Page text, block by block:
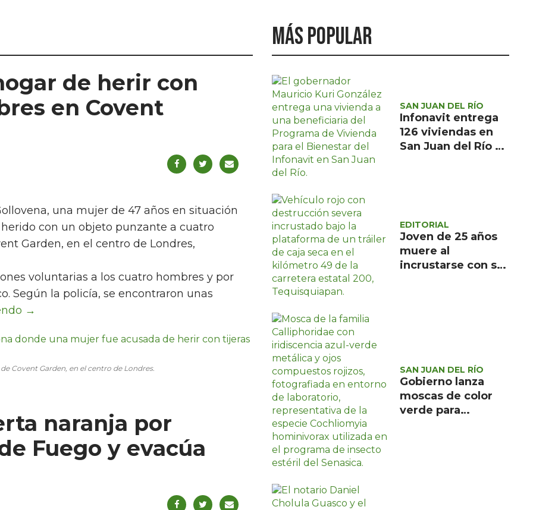
de herir con
en Covent
Covent Garden, en el centro de Londres.
una mujer de 47 años en situación
con un objeto punzante a cuatro
Garden, en el centro de Londres,
voluntarias a los cuatro hombres y por
Según la policía, se encontraron unas
Más popular
SAN JUAN DEL RÍO
Infonavit entrega
126 viviendas en
San Juan del Río a
EDITORIAL
Joven de 25 años
muere al
incrustarse con su
SAN JUAN DEL RÍO
Gobierno lanza
moscas de color
verde para
naranja por
Fuego y evacúa